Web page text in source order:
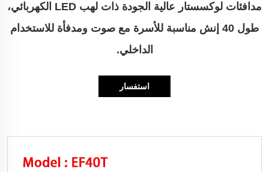
مدافئات لوكسستار عالية الجودة ذات لهب LED الكهربائي،
طول 40 إنش مناسبة للأسرة مع صوت ومدفأة للاستخدام
الداخلي.
استفسار